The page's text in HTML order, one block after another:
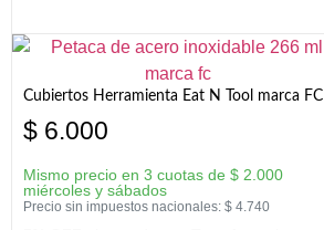
Cubiertos Herramienta Eat N Tool marca FC
$ 6.000
Mismo precio en 3 cuotas de $ 2.000
miércoles y sábados
Precio sin impuestos nacionales: $ 4.740